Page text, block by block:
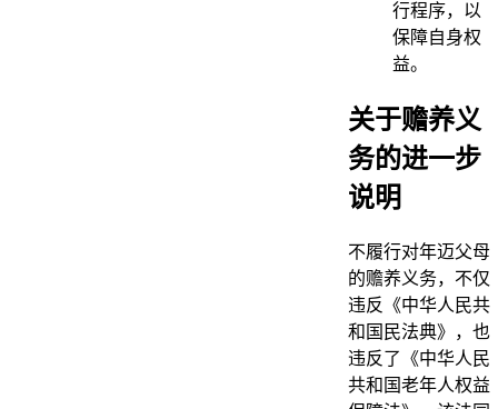
行程序，以
保障自身权
益。
关于赡养义
务的进一步
说明
不履行对年迈父母
的赡养义务，不仅
违反《中华人民共
和国民法典》，也
违反了《中华人民
共和国老年人权益